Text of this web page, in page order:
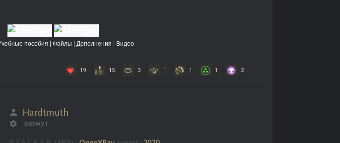
пособия Файлы Дополнения Видео
19 15 3 1 1 1 2